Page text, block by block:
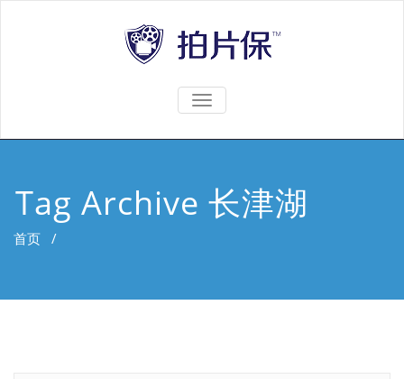
TOGGLE
Tag Archive 长津湖
首页 /